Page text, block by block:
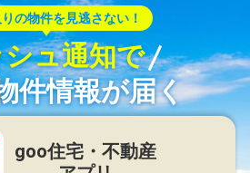
の物件を見逃さない！
ュ通知で
件情報が届く
goo住宅・不動産